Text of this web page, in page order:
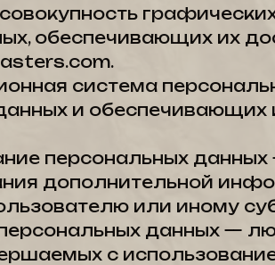
обеспечивающих их
система
и обеспечивающих
персональных
дополнительной
или иному
данных —
с